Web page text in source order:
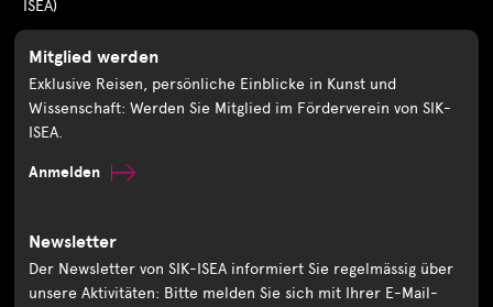
ISEA)
Mitglied werden
Exklusive Reisen, persönliche Einblicke in Kunst und
Wissenschaft: Werden Sie Mitglied im Förderverein von SIK-
ISEA.
Anmelden
Newsletter
Der Newsletter von SIK-ISEA informiert Sie regelmässig über
unsere Aktivitäten: Bitte melden Sie sich mit Ihrer E-Mail-